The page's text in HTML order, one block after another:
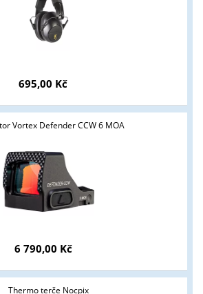
695,00 Kč
Vortex Defender CCW 6 MOA
6 790,00 Kč
Thermo terče Nocpix